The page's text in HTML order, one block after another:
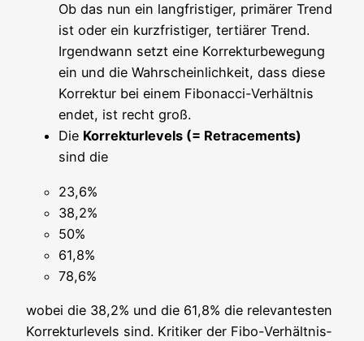
Ob das nun ein lang­fris­ti­ger, pri­mä­rer Trend
ist oder ein kurz­fris­ti­ger, ter­tiä­rer Trend.
Irgend­wann setzt eine Kor­rek­tur­be­we­gung
ein und die Wahr­schein­lich­keit, dass die­se
Kor­rek­tur bei einem Fibo­nac­ci-Ver­hält­nis
endet, ist recht groß.
Die Kor­rek­tur­le­vels (= Retra­ce­ments)
sind die
23,6%
38,2%
50%
61,8%
78,6%
wobei die 38,2% und die 61,8% die rele­van­tes­ten
Kor­rek­tur­le­vels sind. Kri­ti­ker der Fibo-Ver­hält­nis­